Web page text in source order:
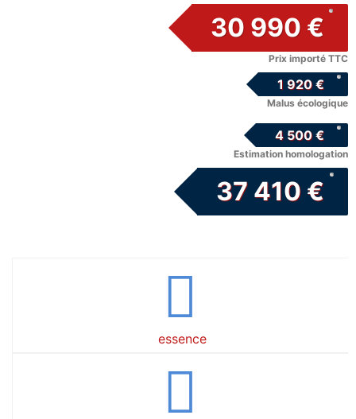
30 990 €
Prix importé TTC
1 920 €
Malus écologique
4 500 €
Estimation homologation
37 410 €
essence